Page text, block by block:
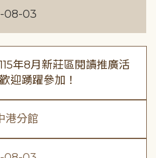
08-03
年8月新莊區閱讀推廣活
迎踴躍參加！
港分館